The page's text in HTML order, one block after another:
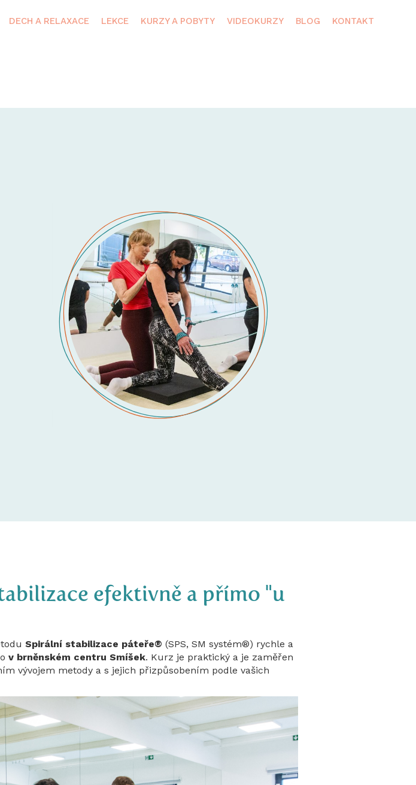
DECH A RELAXACE LEKCE KURZY A POBYTY VIDEOKURZY BLOG KONTAKT
efektivně a přímo "u
Spirální stabilizace páteře® (SPS, SM systém®) rychle a
v brněnském centru Smíšek. Kurz je praktický a je zaměřen
vývojem metody a s jejich přizpůsobením podle vašich